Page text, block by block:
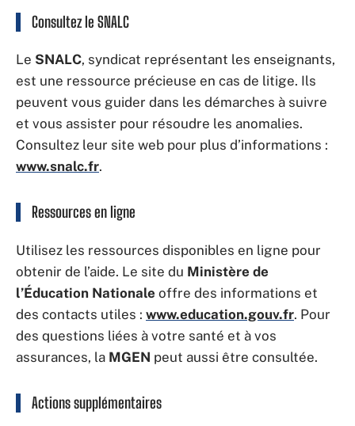
Consultez le SNALC
Le SNALC, syndicat représentant les enseignants,
est une ressource précieuse en cas de litige. Ils
peuvent vous guider dans les démarches à suivre
et vous assister pour résoudre les anomalies.
Consultez leur site web pour plus d’informations :
www.snalc.fr.
Ressources en ligne
Utilisez les ressources disponibles en ligne pour
obtenir de l’aide. Le site du Ministère de
l’Éducation Nationale offre des informations et
des contacts utiles : www.education.gouv.fr. Pour
des questions liées à votre santé et à vos
assurances, la MGEN peut aussi être consultée.
Actions supplémentaires